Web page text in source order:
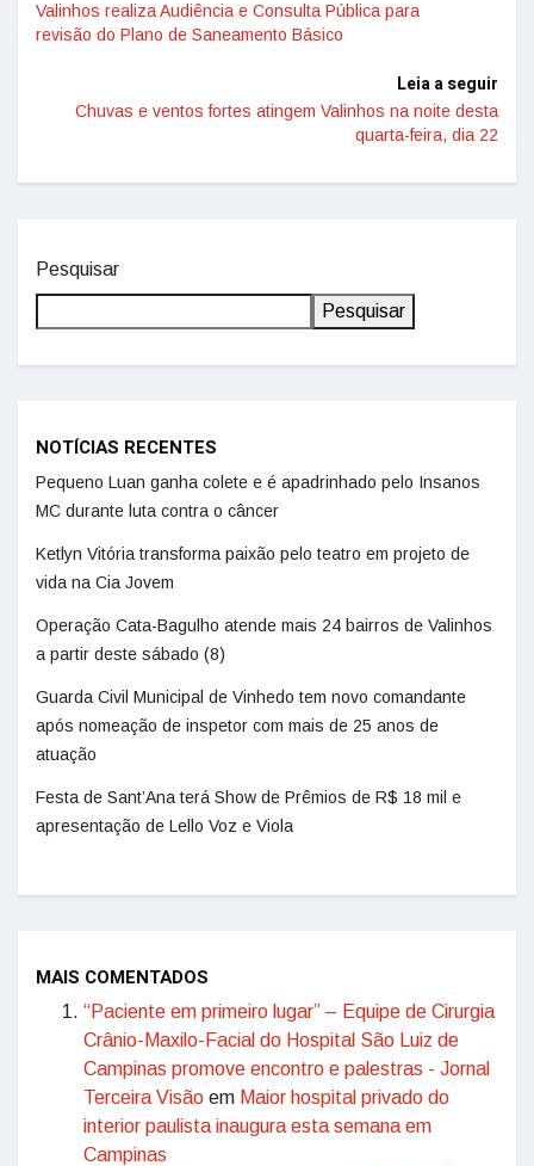
Valinhos realiza Audiência e Consulta Pública para
revisão do Plano de Saneamento Básico
Leia a seguir
Chuvas e ventos fortes atingem Valinhos na noite desta
quarta-feira, dia 22
Pesquisar
Pesquisar
NOTÍCIAS RECENTES
Pequeno Luan ganha colete e é apadrinhado pelo Insanos
MC durante luta contra o câncer
Ketlyn Vitória transforma paixão pelo teatro em projeto de
vida na Cia Jovem
Operação Cata-Bagulho atende mais 24 bairros de Valinhos
a partir deste sábado (8)
Guarda Civil Municipal de Vinhedo tem novo comandante
após nomeação de inspetor com mais de 25 anos de
atuação
Festa de Sant’Ana terá Show de Prêmios de R$ 18 mil e
apresentação de Lello Voz e Viola
MAIS COMENTADOS
“Paciente em primeiro lugar” – Equipe de Cirurgia
Crânio-Maxilo-Facial do Hospital São Luiz de
Campinas promove encontro e palestras - Jornal
Terceira Visão em Maior hospital privado do
interior paulista inaugura esta semana em
Campinas